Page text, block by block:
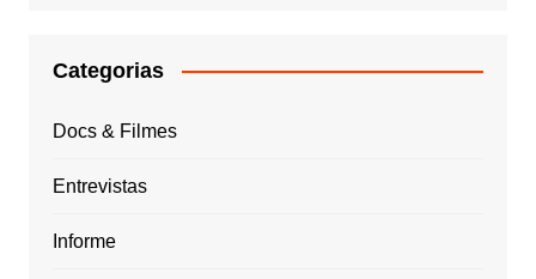
Categorias
Docs & Filmes
Entrevistas
Informe